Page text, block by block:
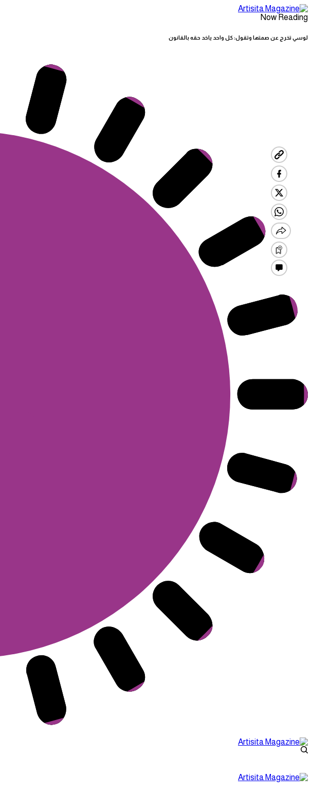
Now Reading
لوسي تخرج عن صمتها وتقول: كل واحد ياخد حقه بالقانون